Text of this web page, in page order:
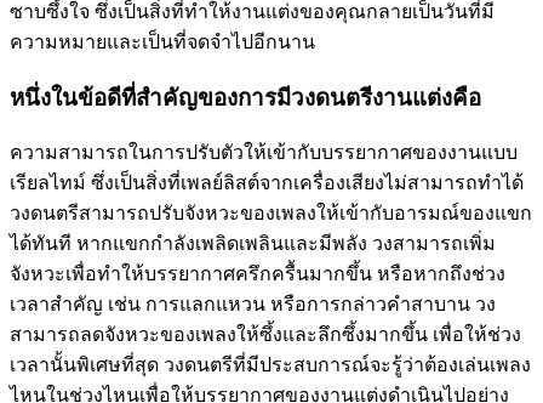
ซาบซึ้งใจ ซึ่งเป็นสิ่งที่ทำให้งานแต่งของคุณกลายเป็นวันที่มี
ความหมายและเป็นที่จดจำไปอีกนาน
หนึ่งในข้อดีที่สำคัญของการมีวงดนตรีงานแต่งคือ
ความสามารถในการปรับตัวให้เข้ากับบรรยากาศของงานแบบ
เรียลไทม์ ซึ่งเป็นสิ่งที่เพลย์ลิสต์จากเครื่องเสียงไม่สามารถทำได้
วงดนตรีสามารถปรับจังหวะของเพลงให้เข้ากับอารมณ์ของแขก
ได้ทันที หากแขกกำลังเพลิดเพลินและมีพลัง วงสามารถเพิ่ม
จังหวะเพื่อทำให้บรรยากาศครึกครื้นมากขึ้น หรือหากถึงช่วง
เวลาสำคัญ เช่น การแลกแหวน หรือการกล่าวคำสาบาน วง
สามารถลดจังหวะของเพลงให้ซึ้งและลึกซึ้งมากขึ้น เพื่อให้ช่วง
เวลานั้นพิเศษที่สุด วงดนตรีที่มีประสบการณ์จะรู้ว่าต้องเล่นเพลง
ไหนในช่วงไหนเพื่อให้บรรยากาศของงานแต่งดำเนินไปอย่าง